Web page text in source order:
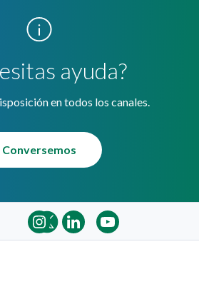
ayuda?
en todos los canales.
Conversemos